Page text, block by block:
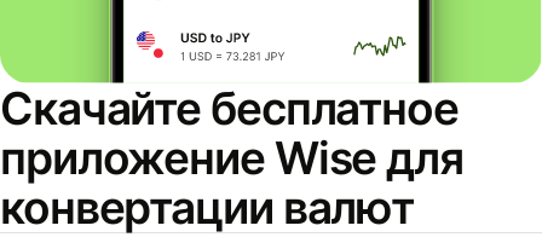
Скачайте бесплатное
приложение Wise для
конвертации валют